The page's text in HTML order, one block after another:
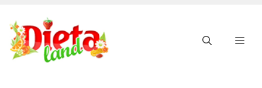
contenuto